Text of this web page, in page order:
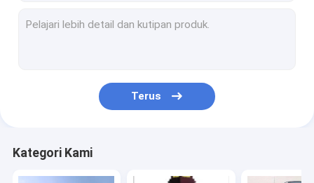
Terus
Kategori Kami